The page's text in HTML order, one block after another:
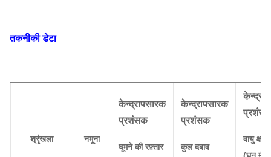
तकनीकी डेटा
श्रृंखला नमूना
केन्द्रापसारक
प्रशंसक
घूमने की रफ़्तार
केन्द्रापसारक
प्रशंसक
कुल दबाव
वायु